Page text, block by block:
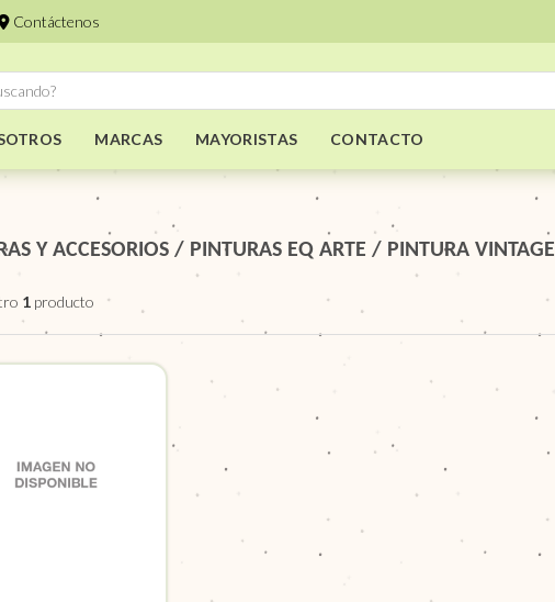
Contáctenos
MARCAS MAYORISTAS CONTACTO
Y ACCESORIOS / PINTURAS EQ ARTE / PINTURA VINTAGE
1 producto